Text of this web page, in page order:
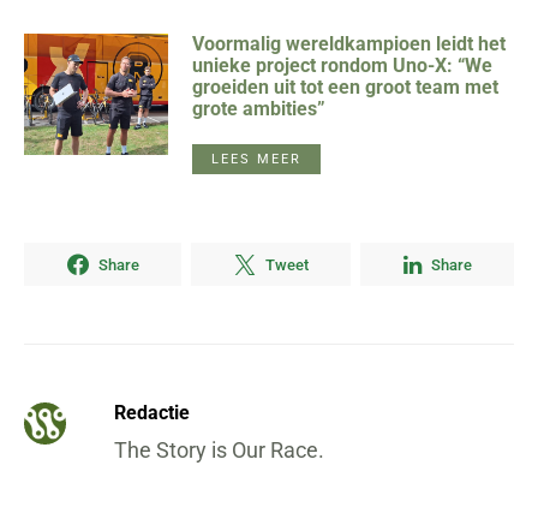
Voormalig wereldkampioen leidt het
unieke project rondom Uno-X: “We
groeiden uit tot een groot team met
grote ambities”
LEES MEER
Share Tweet Share
Redactie
The Story is Our Race.